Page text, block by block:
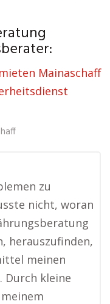
Mainaschaff
zu
nicht, woran
herauszufinden,
meinen
Durch kleine